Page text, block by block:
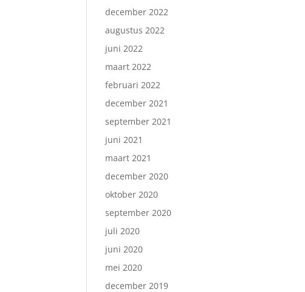
december 2022
augustus 2022
juni 2022
maart 2022
februari 2022
december 2021
september 2021
juni 2021
maart 2021
december 2020
oktober 2020
september 2020
juli 2020
juni 2020
mei 2020
december 2019